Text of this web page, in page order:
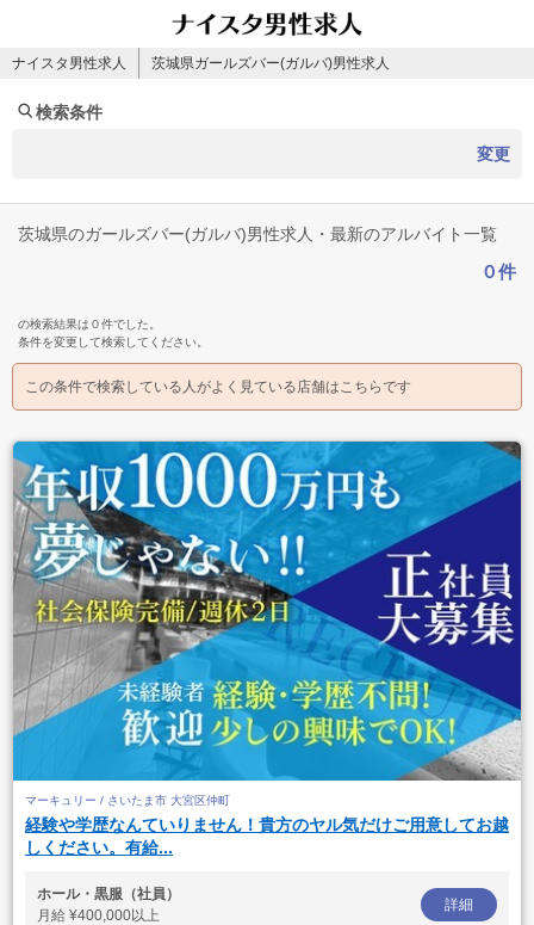
ナイスタ男性求人 茨城県ガールズバー(ガルバ)男性求人
検索条件
変更
茨城県のガールズバー(ガルバ)男性求人・最新のアルバイト一覧
０件
の検索結果は０件でした。
条件を変更して検索してください。
この条件で検索している人がよく見ている店舗はこちらです
マーキュリー / さいたま市 大宮区仲町
経験や学歴なんていりません！貴方のヤル気だけご用意してお越
しください。有給...
ホール・黒服（社員）
月給 ¥400,000以上
詳細